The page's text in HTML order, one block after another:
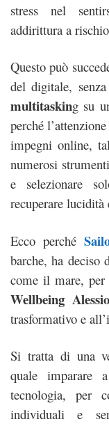
stress nel
addirittura a
Questo può
del digitale,
multitasking su
perché
impegni online,
numerosi
e selezionare
recuperare
Ecco perché
barche, ha deciso
come il mare, per
Wellbeing
trasformativo e
Si tratta di una
quale imparare
tecnologia, per
individuali e